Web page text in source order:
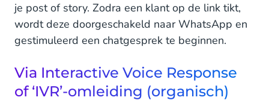
je post of story. Zodra een klant op de link tikt,
wordt deze doorgeschakeld naar WhatsApp en
gestimuleerd een chatgesprek te beginnen.
Via Interactive Voice Response
of ‘IVR’-omleiding (organisch)